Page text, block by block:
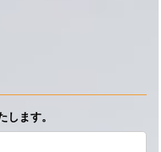
します。